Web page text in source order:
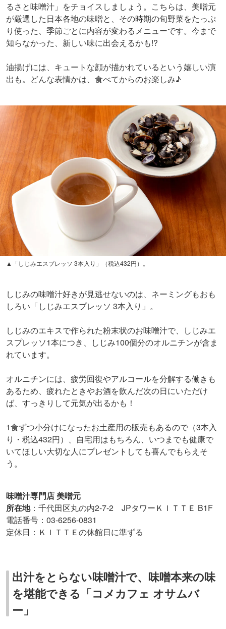
るさと味噌汁」をチョイスしましょう。こちらは、美噌元
が厳選した日本各地の味噌と、その時期の旬野菜をたっぷ
り使った、季節ごとに内容が変わるメニューです。今まで
知らなかった、新しい味に出会えるかも!?
油揚げには、キュートな顔が描かれているという嬉しい演
出も。どんな表情かは、食べてからのお楽しみ♪
▲「しじみエスプレッソ 3本入り」（税込432円）。
しじみの味噌汁好きが見逃せないのは、ネーミングもおも
しろい「しじみエスプレッソ 3本入り」。
しじみのエキスで作られた粉末状のお味噌汁で、しじみエ
スプレッソ1本につき、しじみ100個分のオルニチンが含ま
れています。
オルニチンには、疲労回復やアルコールを分解する働きも
あるため、疲れたときやお酒を飲んだ次の日にいただけ
ば、すっきりして元気が出るかも！
1食ずつ小分けになったお土産用の販売もあるので（3本入
り・税込432円）、自宅用はもちろん、いつまでも健康で
いてほしい大切な人にプレゼントしても喜んでもらえそ
う。
味噌汁専門店 美噌元
所在地：千代田区丸の内2-7-2 JPタワーＫＩＴＴＥ B1F
電話番号：03-6256-0831
定休日：ＫＩＴＴＥの休館日に準ずる
出汁をとらない味噌汁で、味噌本来の味
を堪能できる「コメカフェ オサムバ
ー」